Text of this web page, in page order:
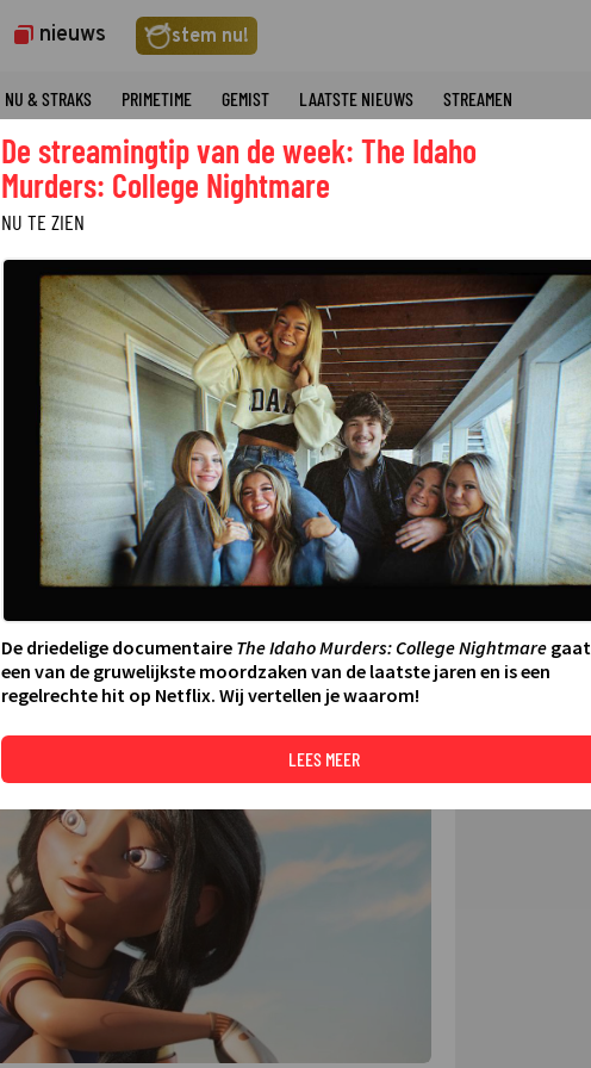
nieuws stem nu!
NU & STRAKS PRIMETIME GEMIST LAATSTE NIEUWS STREAMEN
TOEVOEGEN AAN AGENDA DELEN
FILMS
DE
De streamingtip van de week: The Idaho
Murders: College Nightmare
NU TE ZIEN
De driedelige documentaire The Idaho Murders: College Nightmaregaat
een van de gruwelijkste moordzaken van de laatste jaren en is een
regelrechte hit op Netflix. Wij vertellen je waarom!
LEES MEER